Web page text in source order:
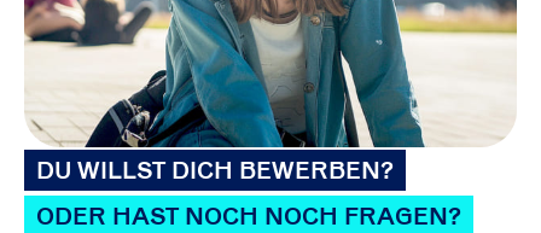
DU WILLST DICH BEWERBEN?
ODER HAST NOCH NOCH FRAGEN?